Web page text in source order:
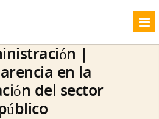
|
en la
del sector